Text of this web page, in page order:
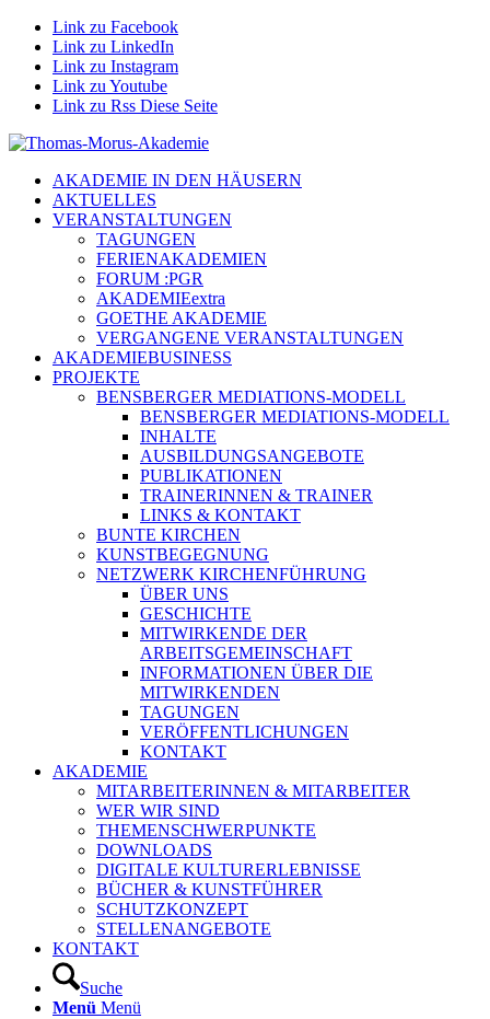
Link zu Facebook
Link zu LinkedIn
Link zu Instagram
Link zu Youtube
Link zu Rss Diese Seite
AKADEMIE IN DEN HÄUSERN
AKTUELLES
VERANSTALTUNGEN
TAGUNGEN
FERIENAKADEMIEN
FORUM :PGR
AKADEMIEextra
GOETHE AKADEMIE
VERGANGENE VERANSTALTUNGEN
AKADEMIEBUSINESS
PROJEKTE
BENSBERGER MEDIATIONS-MODELL
BENSBERGER MEDIATIONS-MODELL
INHALTE
AUSBILDUNGSANGEBOTE
PUBLIKATIONEN
TRAINERINNEN & TRAINER
LINKS & KONTAKT
BUNTE KIRCHEN
KUNSTBEGEGNUNG
NETZWERK KIRCHENFÜHRUNG
ÜBER UNS
GESCHICHTE
MITWIRKENDE DER
ARBEITSGEMEINSCHAFT
INFORMATIONEN ÜBER DIE
MITWIRKENDEN
TAGUNGEN
VERÖFFENTLICHUNGEN
KONTAKT
AKADEMIE
MITARBEITERINNEN & MITARBEITER
WER WIR SIND
THEMENSCHWERPUNKTE
DOWNLOADS
DIGITALE KULTURERLEBNISSE
BÜCHER & KUNSTFÜHRER
SCHUTZKONZEPT
STELLENANGEBOTE
KONTAKT
Suche
Menü Menü